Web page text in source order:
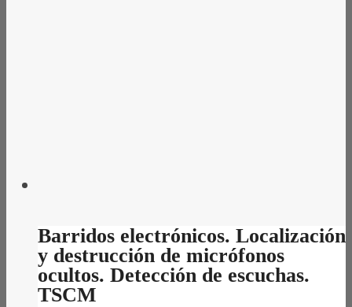
Barridos electrónicos. Localización
y destrucción de micrófonos
ocultos. Detección de escuchas.
TSCM